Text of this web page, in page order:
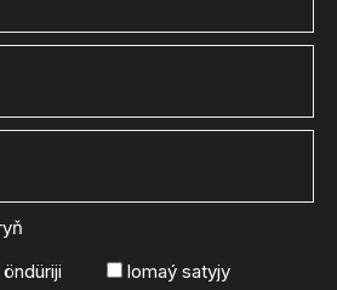
öndüriji
lomaý satyjy